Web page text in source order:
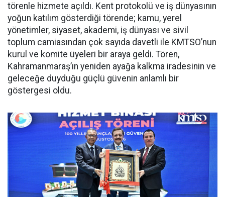
törenle hizmete açıldı. Kent protokolü ve iş dünyasının
yoğun katılım gösterdiği törende; kamu, yerel
yönetimler, siyaset, akademi, iş dünyası ve sivil
toplum camiasından çok sayıda davetli ile KMTSO’nun
kurul ve komite üyeleri bir araya geldi. Tören,
Kahramanmaraş’ın yeniden ayağa kalkma iradesinin ve
geleceğe duyduğu güçlü güvenin anlamlı bir
göstergesi oldu.